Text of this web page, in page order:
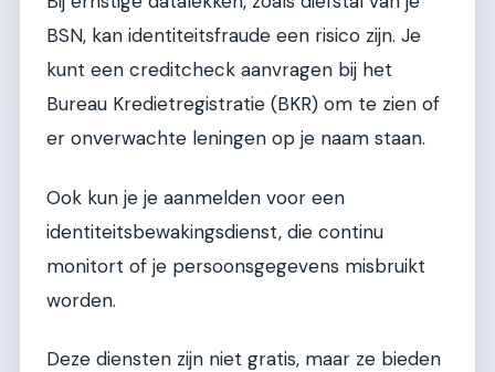
BSN, kan identiteitsfraude een risico zijn. Je
kunt een creditcheck aanvragen bij het
Bureau Kredietregistratie (BKR) om te zien of
er onverwachte leningen op je naam staan.
Ook kun je je aanmelden voor een
identiteitsbewakingsdienst, die continu
monitort of je persoonsgegevens misbruikt
worden.
Deze diensten zijn niet gratis, maar ze bieden